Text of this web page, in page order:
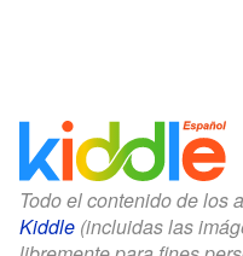
Todo el contenido de los
Kiddle (incluidas las